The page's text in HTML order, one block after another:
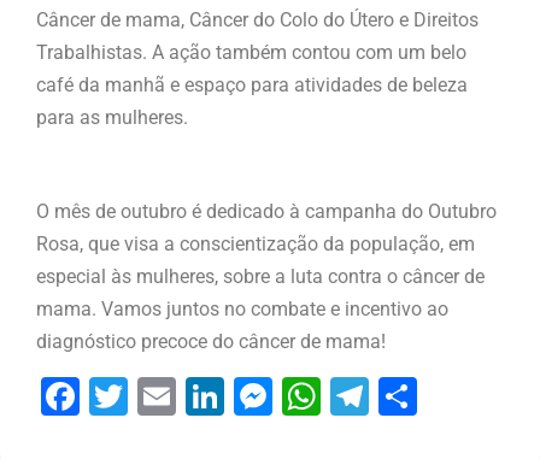
Câncer de mama, Câncer do Colo do Útero e Direitos
Trabalhistas. A ação também contou com um belo
café da manhã e espaço para atividades de beleza
para as mulheres.
O mês de outubro é dedicado à campanha do Outubro
Rosa, que visa a conscientização da população, em
especial às mulheres, sobre a luta contra o câncer de
mama. Vamos juntos no combate e incentivo ao
diagnóstico precoce do câncer de mama!
Facebook
Twitter
EmailLinkedIn
Messenger
WhatsApp
Telegram